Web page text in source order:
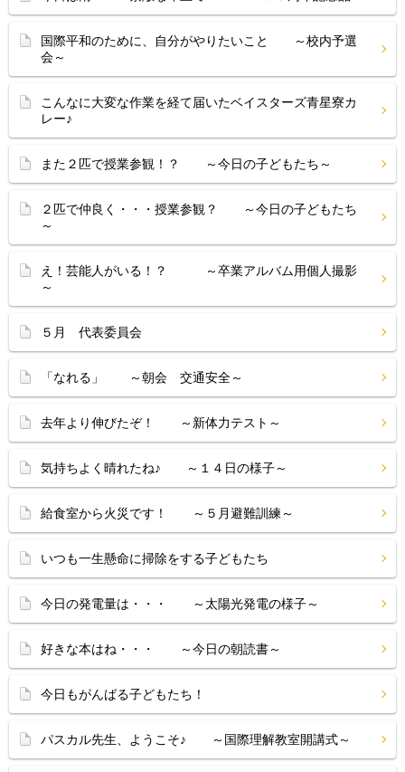
国際平和のために、自分がやりたいこと ～校内予選
会～
こんなに大変な作業を経て届いたベイスターズ青星寮カ
レー♪
また２匹で授業参観！？ ～今日の子どもたち～
２匹で仲良く・・・授業参観？ ～今日の子どもたち
～
え！芸能人がいる！？ ～卒業アルバム用個人撮影
～
５月 代表委員会
「なれる」 ～朝会 交通安全～
去年より伸びたぞ！ ～新体力テスト～
気持ちよく晴れたね♪ ～１４日の様子～
給食室から火災です！ ～５月避難訓練～
いつも一生懸命に掃除をする子どもたち
今日の発電量は・・・ ～太陽光発電の様子～
好きな本はね・・・ ～今日の朝読書～
今日もがんばる子どもたち！
パスカル先生、ようこそ♪ ～国際理解教室開講式～